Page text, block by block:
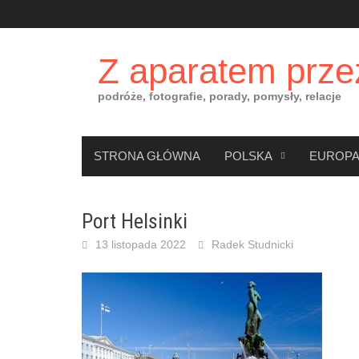
to
Z aparatem
podróże, fotografie, porady, pomysły, relacje
STRONA GŁÓWNA POLSKA EUROPA
Port Helsinki
13 listopada 2022 Radek Studnicki